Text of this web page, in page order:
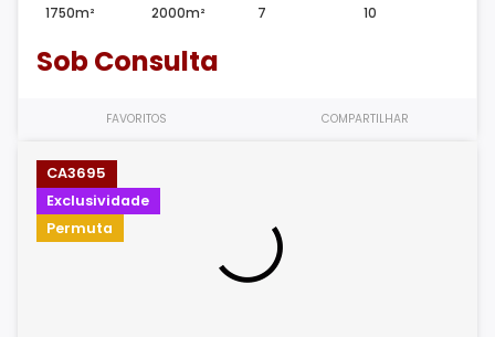
1750m² 2000m² 7 10
Sob Consulta
FAVORITOS COMPARTILHAR
CA3695
Exclusividade
Permuta